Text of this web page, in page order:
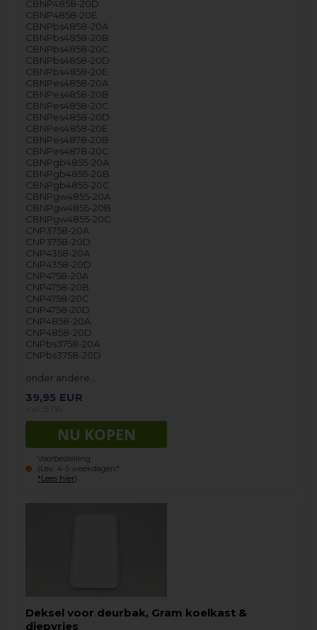
CBNP4858-20D
CBNP4858-20E
CBNPbs4858-20A
CBNPbs4858-20B
CBNPbs4858-20C
CBNPbs4858-20D
CBNPbs4858-20E
CBNPes4858-20A
CBNPes4858-20B
CBNPes4858-20C
CBNPes4858-20D
CBNPes4858-20E
CBNPes4878-20B
CBNPes4878-20C
CBNPgb4855-20A
CBNPgb4855-20B
CBNPgb4855-20C
CBNPgw4855-20A
CBNPgw4855-20B
CBNPgw4855-20C
CNP3758-20A
CNP3758-20D
CNP4358-20A
CNP4358-20D
CNP4758-20A
CNP4758-20B
CNP4758-20C
CNP4758-20D
CNP4858-20A
CNP4858-20D
CNPbs3758-20A
CNPbs3758-20D
onder andere…
39,95 EUR
Voorbestelling
(Lev. 4-5 weekdagen*
*Lees hier)
Deksel voor deurbak, Gram koelkast &
diepvries